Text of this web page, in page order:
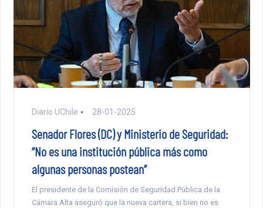
Diario UChile 28-01-2025
Senador Flores (DC) y Ministerio de Seguridad:
“No es una institución pública más como
algunas personas postean”
El presidente de la Comisión de Seguridad Pública de la
Cámara Alta aseguró que la nueva cartera, si bien no es